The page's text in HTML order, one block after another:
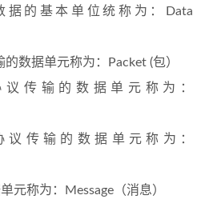
据的基本单位统称为：Data
的数据单元称为：Packet (包）
议传输的数据单元称为：
议传输的数据单元称为：
元称为：Message（消息）